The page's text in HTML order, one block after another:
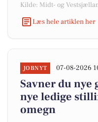
Kilde: Midt- og
Læs hele artiklen her
JOBNYT 07-08-2026
Savner du nye
nye ledige
omegn